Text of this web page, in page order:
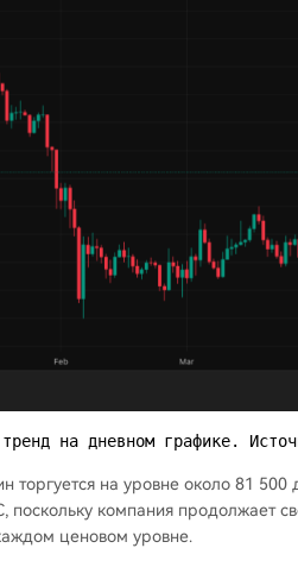
на дневном графике.
торгуется на уровне около 81
поскольку компания продолжает
ценовом уровне.